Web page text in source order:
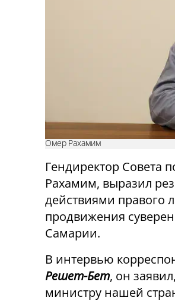
Омер Рахамим
Гендиректор Совета
Рахамим, выразил
действиями правого
продвижения
Самарии.
В интервью
Решет-Бет, он
министру нашей